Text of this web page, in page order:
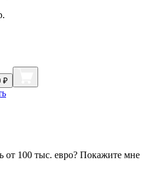
₽
от 100 тыс. евро? Покажите мне